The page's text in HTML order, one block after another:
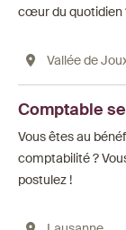
cœur du quotidien
Vallée de
Comptable
Vous êtes au
comptabilité ?
postulez !